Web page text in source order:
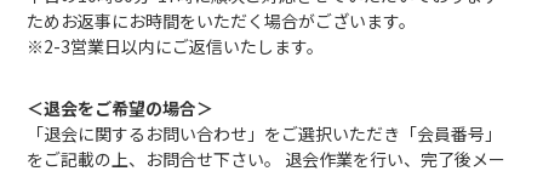
ためお返事にお時間をいただく場合がございます。
※2-3営業日以内にご返信いたします。
＜退会をご希望の場合＞
「退会に関するお問い合わせ」をご選択いただき「会員番号」
をご記載の上、お問合せ下さい。 退会作業を行い、完了後メー